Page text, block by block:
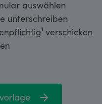
auswählen
unterschreiben
verschicken